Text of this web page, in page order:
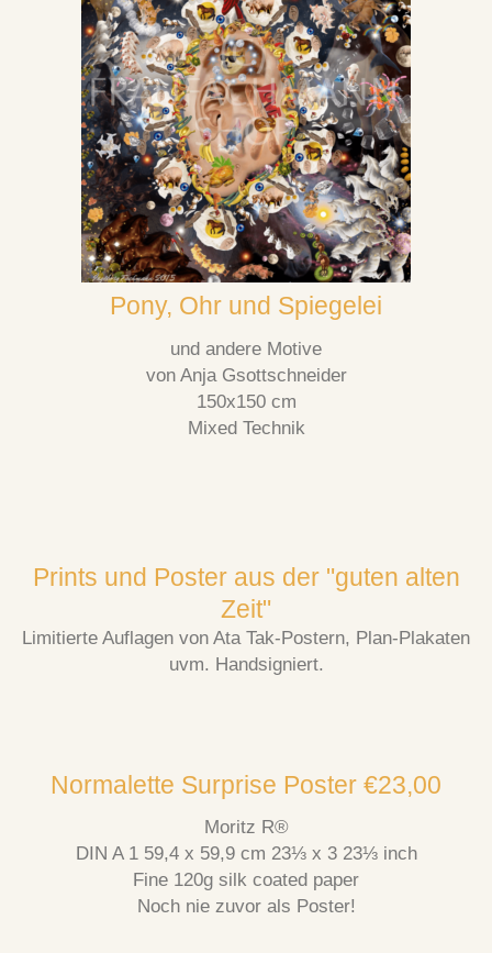
Pony, Ohr und Spiegelei
und andere Motive
von Anja Gsottschneider
150x150 cm
Mixed Technik
Prints und Poster aus der "guten alten
Zeit"
Limitierte Auflagen von Ata Tak-Postern, Plan-Plakaten
uvm. Handsigniert.
Normalette Surprise Poster €23,00
Moritz R®
DIN A 1 59,4 x 59,9 cm 23⅓ x 3 23⅓ inch
Fine 120g silk coated paper​
Noch nie zuvor als Poster!